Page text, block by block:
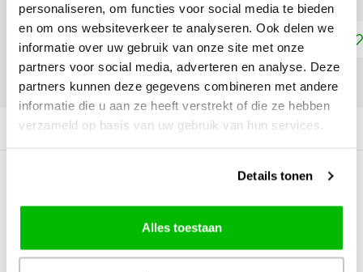
personaliseren, om functies voor social media te bieden
en om ons websiteverkeer te analyseren. Ook delen we
informatie over uw gebruik van onze site met onze
partners voor social media, adverteren en analyse. Deze
partners kunnen deze gegevens combineren met andere
informatie die u aan ze heeft verstrekt of die ze hebben
verzameld op basis van uw gebruik van hun services.
Details tonen
Alles toestaan
Toevoegen aan winkelwagen
DELEN:
Productomschrijving